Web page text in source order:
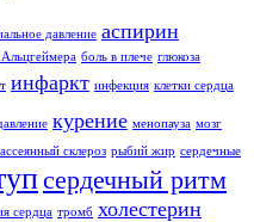
давление аспирин
Альцгеймера боль в плече глюкоза
инфаркт инфекция клетки сердца
курение менопауза мозг
склероз рыбий жир сердечные
сердечный ритм
сердца тромб холестерин